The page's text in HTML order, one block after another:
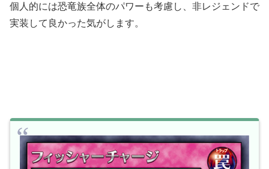
個人的には恐竜族全体のパワーも考慮し、非レジェンドで
実装して良かった気がします。